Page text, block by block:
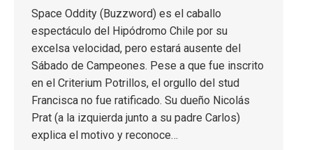
Space Oddity (Buzzword) es el caballo
espectáculo del Hipódromo Chile por su
excelsa velocidad, pero estará ausente del
Sábado de Campeones. Pese a que fue inscrito
en el Criterium Potrillos, el orgullo del stud
Francisca no fue ratificado. Su dueño Nicolás
Prat (a la izquierda junto a su padre Carlos)
explica el motivo y reconoce…